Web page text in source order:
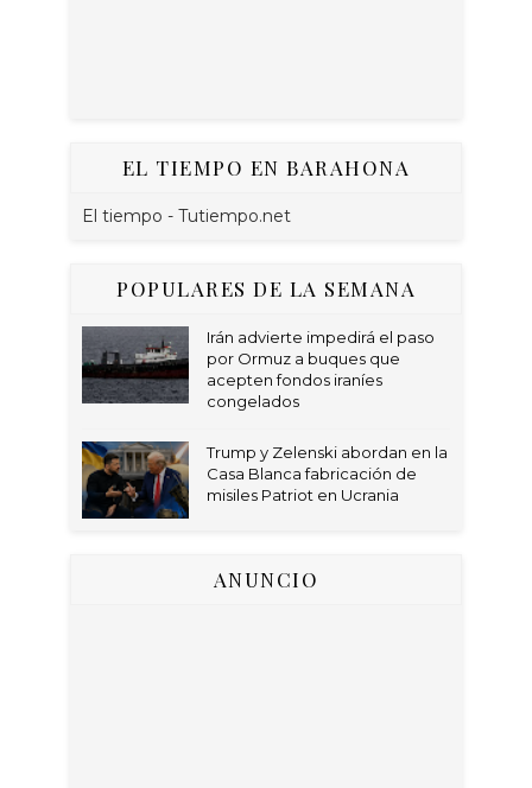
EL TIEMPO EN BARAHONA
El tiempo - Tutiempo.net
POPULARES DE LA SEMANA
Irán advierte impedirá el paso
por Ormuz a buques que
acepten fondos iraníes
congelados
Trump y Zelenski abordan en la
Casa Blanca fabricación de
misiles Patriot en Ucrania
ANUNCIO